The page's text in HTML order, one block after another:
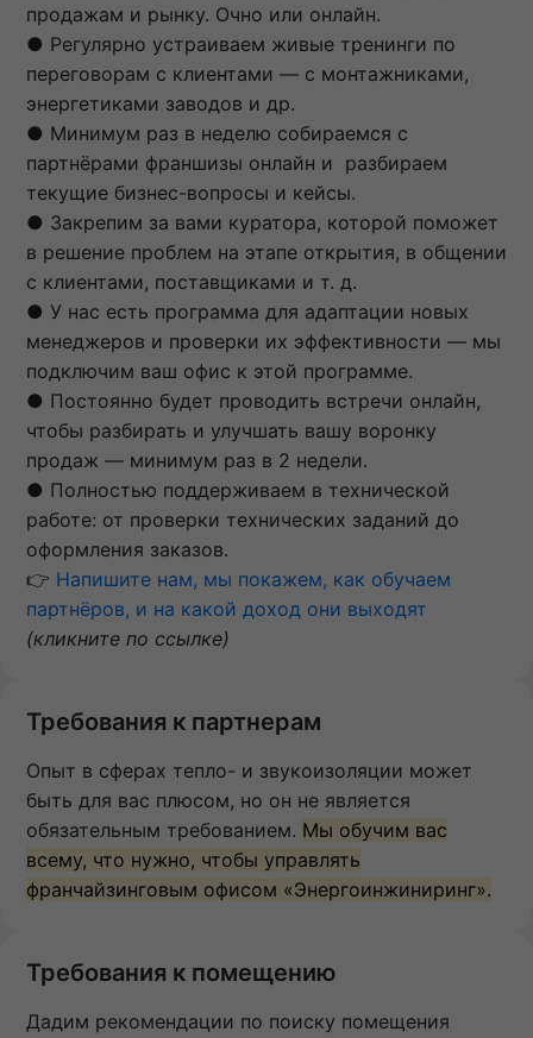
продажам и рынку. Очно или онлайн.
● Регулярно устраиваем живые тренинги по
переговорам с клиентами — с монтажниками,
энергетиками заводов и др.
● Минимум раз в неделю собираемся с
партнёрами франшизы онлайн и разбираем
текущие бизнес-вопросы и кейсы.
● Закрепим за вами куратора, которой поможет
в решение проблем на этапе открытия, в общении
с клиентами, поставщиками и т. д.
● У нас есть программа для адаптации новых
менеджеров и проверки их эффективности — мы
подключим ваш офис к этой программе.
● Постоянно будет проводить встречи онлайн,
чтобы разбирать и улучшать вашу воронку
продаж — минимум раз в 2 недели.
● Полностью поддерживаем в технической
работе: от проверки технических заданий до
оформления заказов.
👉 Напишите нам, мы покажем, как обучаем
партнёров, и на какой доход они выходят
(кликните по ссылке)
Требования к партнерам
Опыт в сферах тепло- и звукоизоляции может
быть для вас плюсом, но он не является
обязательным требованием. Мы обучим вас
всему, что нужно, чтобы управлять
франчайзинговым офисом «Энергоинжиниринг».
Требования к помещению
Дадим рекомендации по поиску помещения